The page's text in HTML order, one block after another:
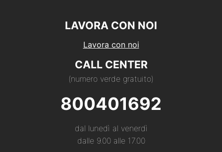
LAVORA CON NOI
Lavora con noi
CALL CENTER
(numero verde gratuito)
800401692
dal lunedì al venerdì
dalle 9.00 alle 17.00